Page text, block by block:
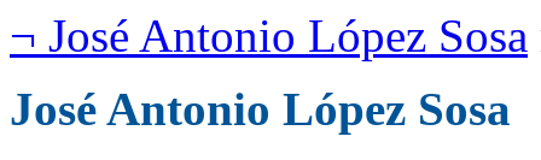
¬ José Antonio López Sosa
José Antonio López Sosa